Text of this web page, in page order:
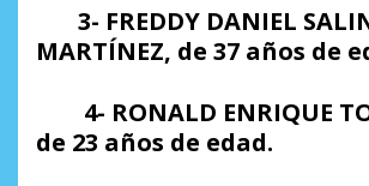
3- FREDDY DANIEL
MARTÍNEZ, de 37 años de
4- RONALD ENRIQUE
de 23 años de edad.